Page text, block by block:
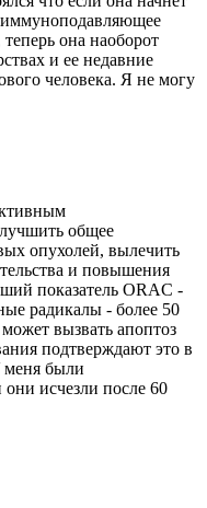
иммуноподавляющее
теперь она наоборот
и ее недавние
человека. Я не могу
общее
опухолей, вылечить
и повышения
показатель ORAC -
радикалы - более 50
вызвать апоптоз
подтверждают это в
меня были
исчезли после 60